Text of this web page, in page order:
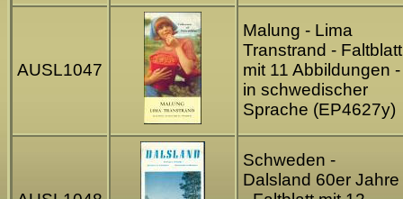
AUSL1047
Malung - Lima
Transtrand - Faltblatt
mit 11 Abbildungen -
in schwedischer
Sprache (EP4627y)
Schweden -
Dalsland 60er Jahre